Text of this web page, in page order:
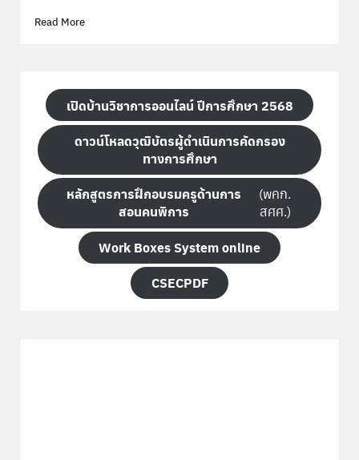
Read More
เปิดบ้านวิชาการออนไลน์ ปีการศึกษา 2568
ดาวน์โหลดวุฒิบัตรผู้ดำเนินการคัดกรอง
ทางการศึกษา
หลักสูตรการฝึกอบรมครูด้านการ
สอนคนพิการ
(พคก.
สศศ.)
Work Boxes System online
CSECPDF